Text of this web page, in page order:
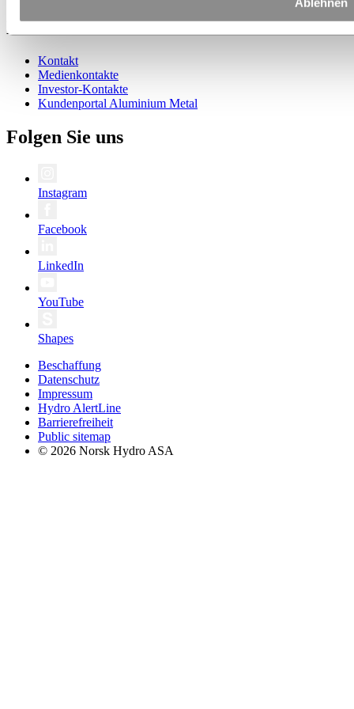
Kontakt
Kontakt
Medienkontakte
Investor-Kontakte
Kundenportal Aluminium Metal
Folgen Sie uns
Instagram
Facebook
LinkedIn
YouTube
Shapes
Beschaffung
Datenschutz
Impressum
Hydro AlertLine
Barrierefreiheit
Public sitemap
© 2026 Norsk Hydro ASA